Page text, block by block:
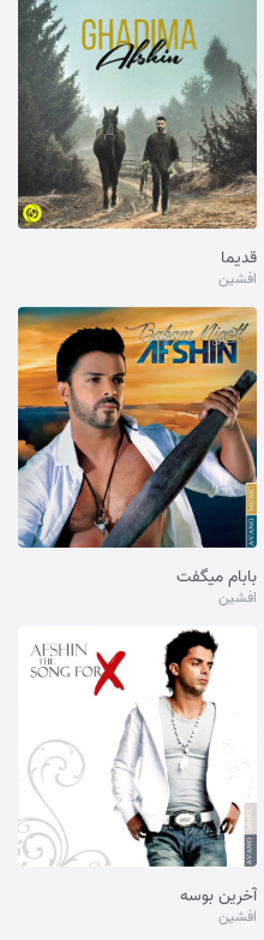
قدیما
افشین
بابام میگفت
افشین
آخرین بوسه
افشین